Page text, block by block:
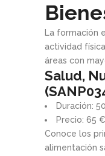
La formación
actividad
áreas con
Salud,
Duración:
Precio: 65 €
Conoce los
alimentación